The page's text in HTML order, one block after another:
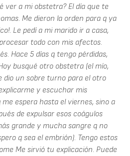
ver a mi obstetra? El día que te
Me dieron la orden para q ya
Le pedí a mi marido ir a casa,
todo con mis afectos.
Hace 5 días q tengo pérdidas,
busqué otro obstetra (el mío,
dio un sobre turno para el otro
y escuchar mis
me espera hasta el viernes, sino a
de expulsar esos coágulos
grande y mucha sangre q no
q sea el embrión). Tengo estos
Me sirvió tu explicación. Puede